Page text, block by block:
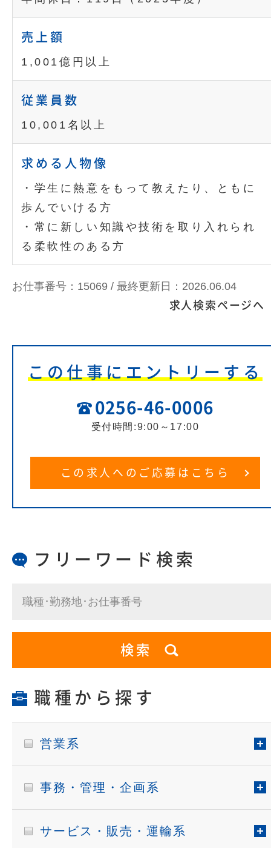
売上額
1,001億円以上
従業員数
10,001名以上
求める人物像
・学生に熱意をもって教えたり、ともに
歩んでいける方
・常に新しい知識や技術を取り入れられ
る柔軟性のある方
お仕事番号：15069 / 最終更新日：2026.06.04
求人検索ページへ
この仕事にエントリーする
0256-46-0006
受付時間:9:00～17:00
この求人へのご応募はこちら
フリーワード検索
職種から探す
営業系
事務・管理・企画系
サービス・販売・運輸系